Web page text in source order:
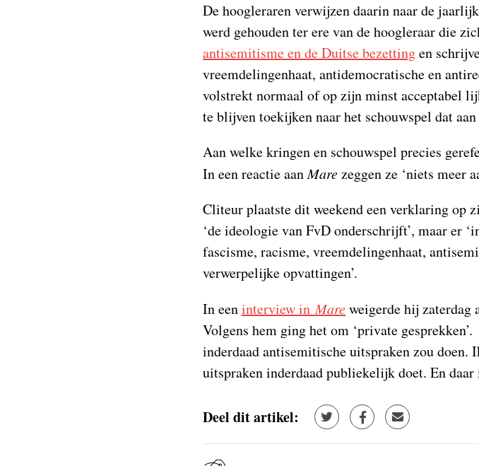
De hoogleraren verwijzen daarin naar de
werd gehouden ter ere van de hoogleraar die
antisemitisme en de Duitse bezettingen
vreemdelingenhaat, antidemocratische en
volstrekt normaal of op zijn minst acceptabel
te blijven toekijken naar het schouwspel dat
Aan welke kringen en schouwspel precies
In een reactie aanMarezeggen ze ‘niets meer
Cliteur plaatste dit weekend een verklaring op
‘de ideologie van FvD onderschrijft’, maar er
fascisme, racisme, vreemdelingenhaat,
verwerpelijke opvattingen’.
In eeninterview inMareweigerde hij zaterdag
Volgens hem ging het om ‘private
inderdaad antisemitische uitspraken zou
uitspraken inderdaad publiekelijk doet. En daar
Deel dit artikel: